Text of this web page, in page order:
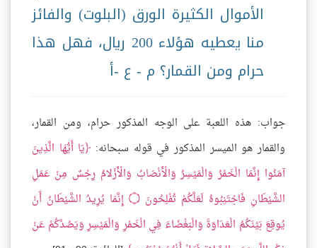
الأموال الكثيرة الورق (البلوت) والفائز
منا يعطيه هؤلاء 200 ريال، فهل هذا
حرام ومن القمار؟ م - ع -أ
جواب: هذه اللعبة على الوجه المذكور حرام، ومن القمار،
والقمار هو الميسر المذكور في قوله سبحانه:
يَا أَيُّهَا الَّذِينَ
آمَنُوا إِنَّمَا الْخَمْرُ وَالْمَيْسِرُ وَالْأَنْصَابُ وَالْأَزْلامُ رِجْسٌ مِنْ عَمَلِ
الشَّيْطَانِ فَاجْتَنِبُوهُ لَعَلَّكُمْ تُفْلِحُونَ ۝ إِنَّمَا يُرِيدُ الشَّيْطَانُ أَنْ
يُوقِعَ بَيْنَكُمُ الْعَدَاوَةَ وَالْبَغْضَاءَ فِي الْخَمْرِ وَالْمَيْسِرِ وَيَصُدَّكُمْ عَنْ